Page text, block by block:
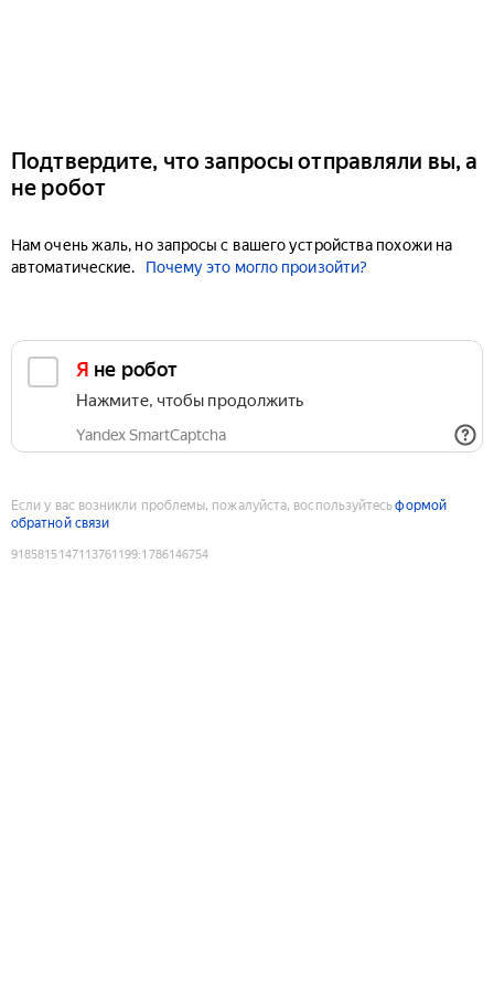
Подтвердите, что запросы отправляли вы, а
не робот
Нам очень жаль, но запросы с вашего устройства похожи на
автоматические.
Почему это могло произойти?
Я не робот
Нажмите, чтобы продолжить
Yandex SmartCaptcha
Если у вас возникли проблемы, пожалуйста, воспользуйтесьформой
обратной связи
9185815147113761199:1786146754